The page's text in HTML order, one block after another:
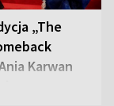
„The
Karwan